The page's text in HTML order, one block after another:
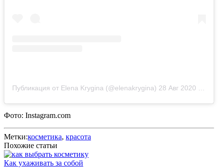
Публикация от Elena Krygina (@elenakrygina) 28 Авг 2020 в 1:23 PDT
Фото: Instagram.com
Метки:косметика, красота
Похожие статьи
Как ухаживать за собой